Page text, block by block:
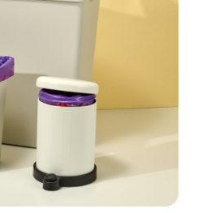
Retour
Suivant